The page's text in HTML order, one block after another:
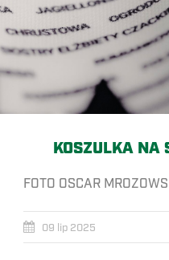
KOSZULKA
FOTO OSCAR
09 lip 2025